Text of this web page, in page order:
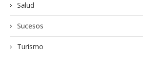
Salud
Sucesos
Turismo